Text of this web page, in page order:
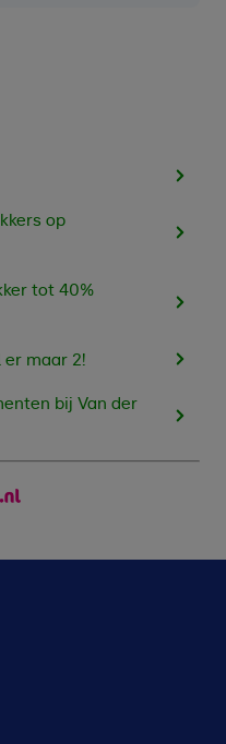
op
tot 40%
er maar 2!
bij Van der